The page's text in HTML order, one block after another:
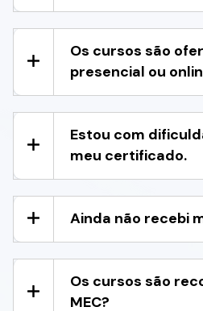
Os cursos são
presencial ou
Estou com
meu certificado.
Ainda não recebi
Os cursos são
MEC?